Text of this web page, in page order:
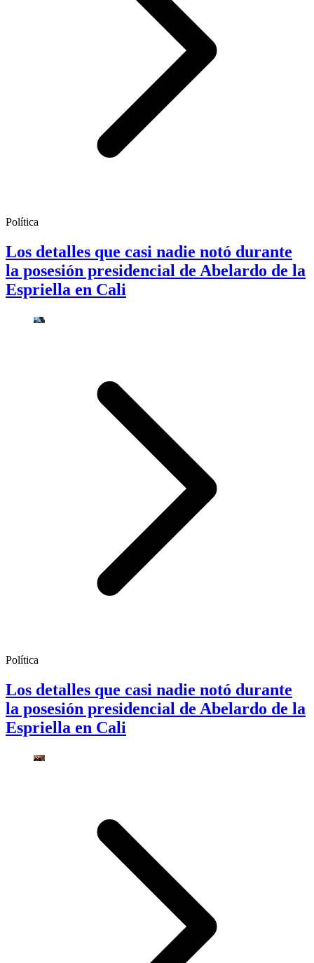
Política
Los detalles que casi nadie notó durante
la posesión presidencial de Abelardo de la
Espriella en Cali
Política
Los detalles que casi nadie notó durante
la posesión presidencial de Abelardo de la
Espriella en Cali